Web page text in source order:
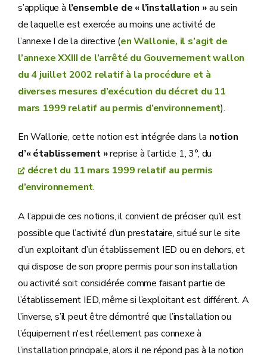
s’applique à l’ensemble de « l’installation »au sein
de laquelle est exercée au moins une activité de
l’annexe I de la directive (en Wallonie, il s’agit de
l’annexe XXIII de l’arrêté du Gouvernement wallon
du 4 juillet 2002 relatif à la procédure et à
diverses mesures d’exécution du décret du 11
mars 1999 relatif au permis d’environnement).
En Wallonie, cette notion est intégrée dans la notion
d’« établissement »reprise à l’article 1, 3°, du
décret du 11 mars 1999 relatif au permis
d’environnement.
A l’appui de ces notions, il convient de préciser qu’il est
possible que l’activité d’un prestataire, situé sur le site
d’un exploitant d’un établissement IED ou en dehors, et
qui dispose de son propre permis pour son installation
ou activité soit considérée comme faisant partie de
l’établissement IED, même si l’exploitant est différent. A
l’inverse, s’il peut être démontré que l’installation ou
l’équipement n'est réellement pas connexe à
l’installation principale, alors il ne répond pas à la notion